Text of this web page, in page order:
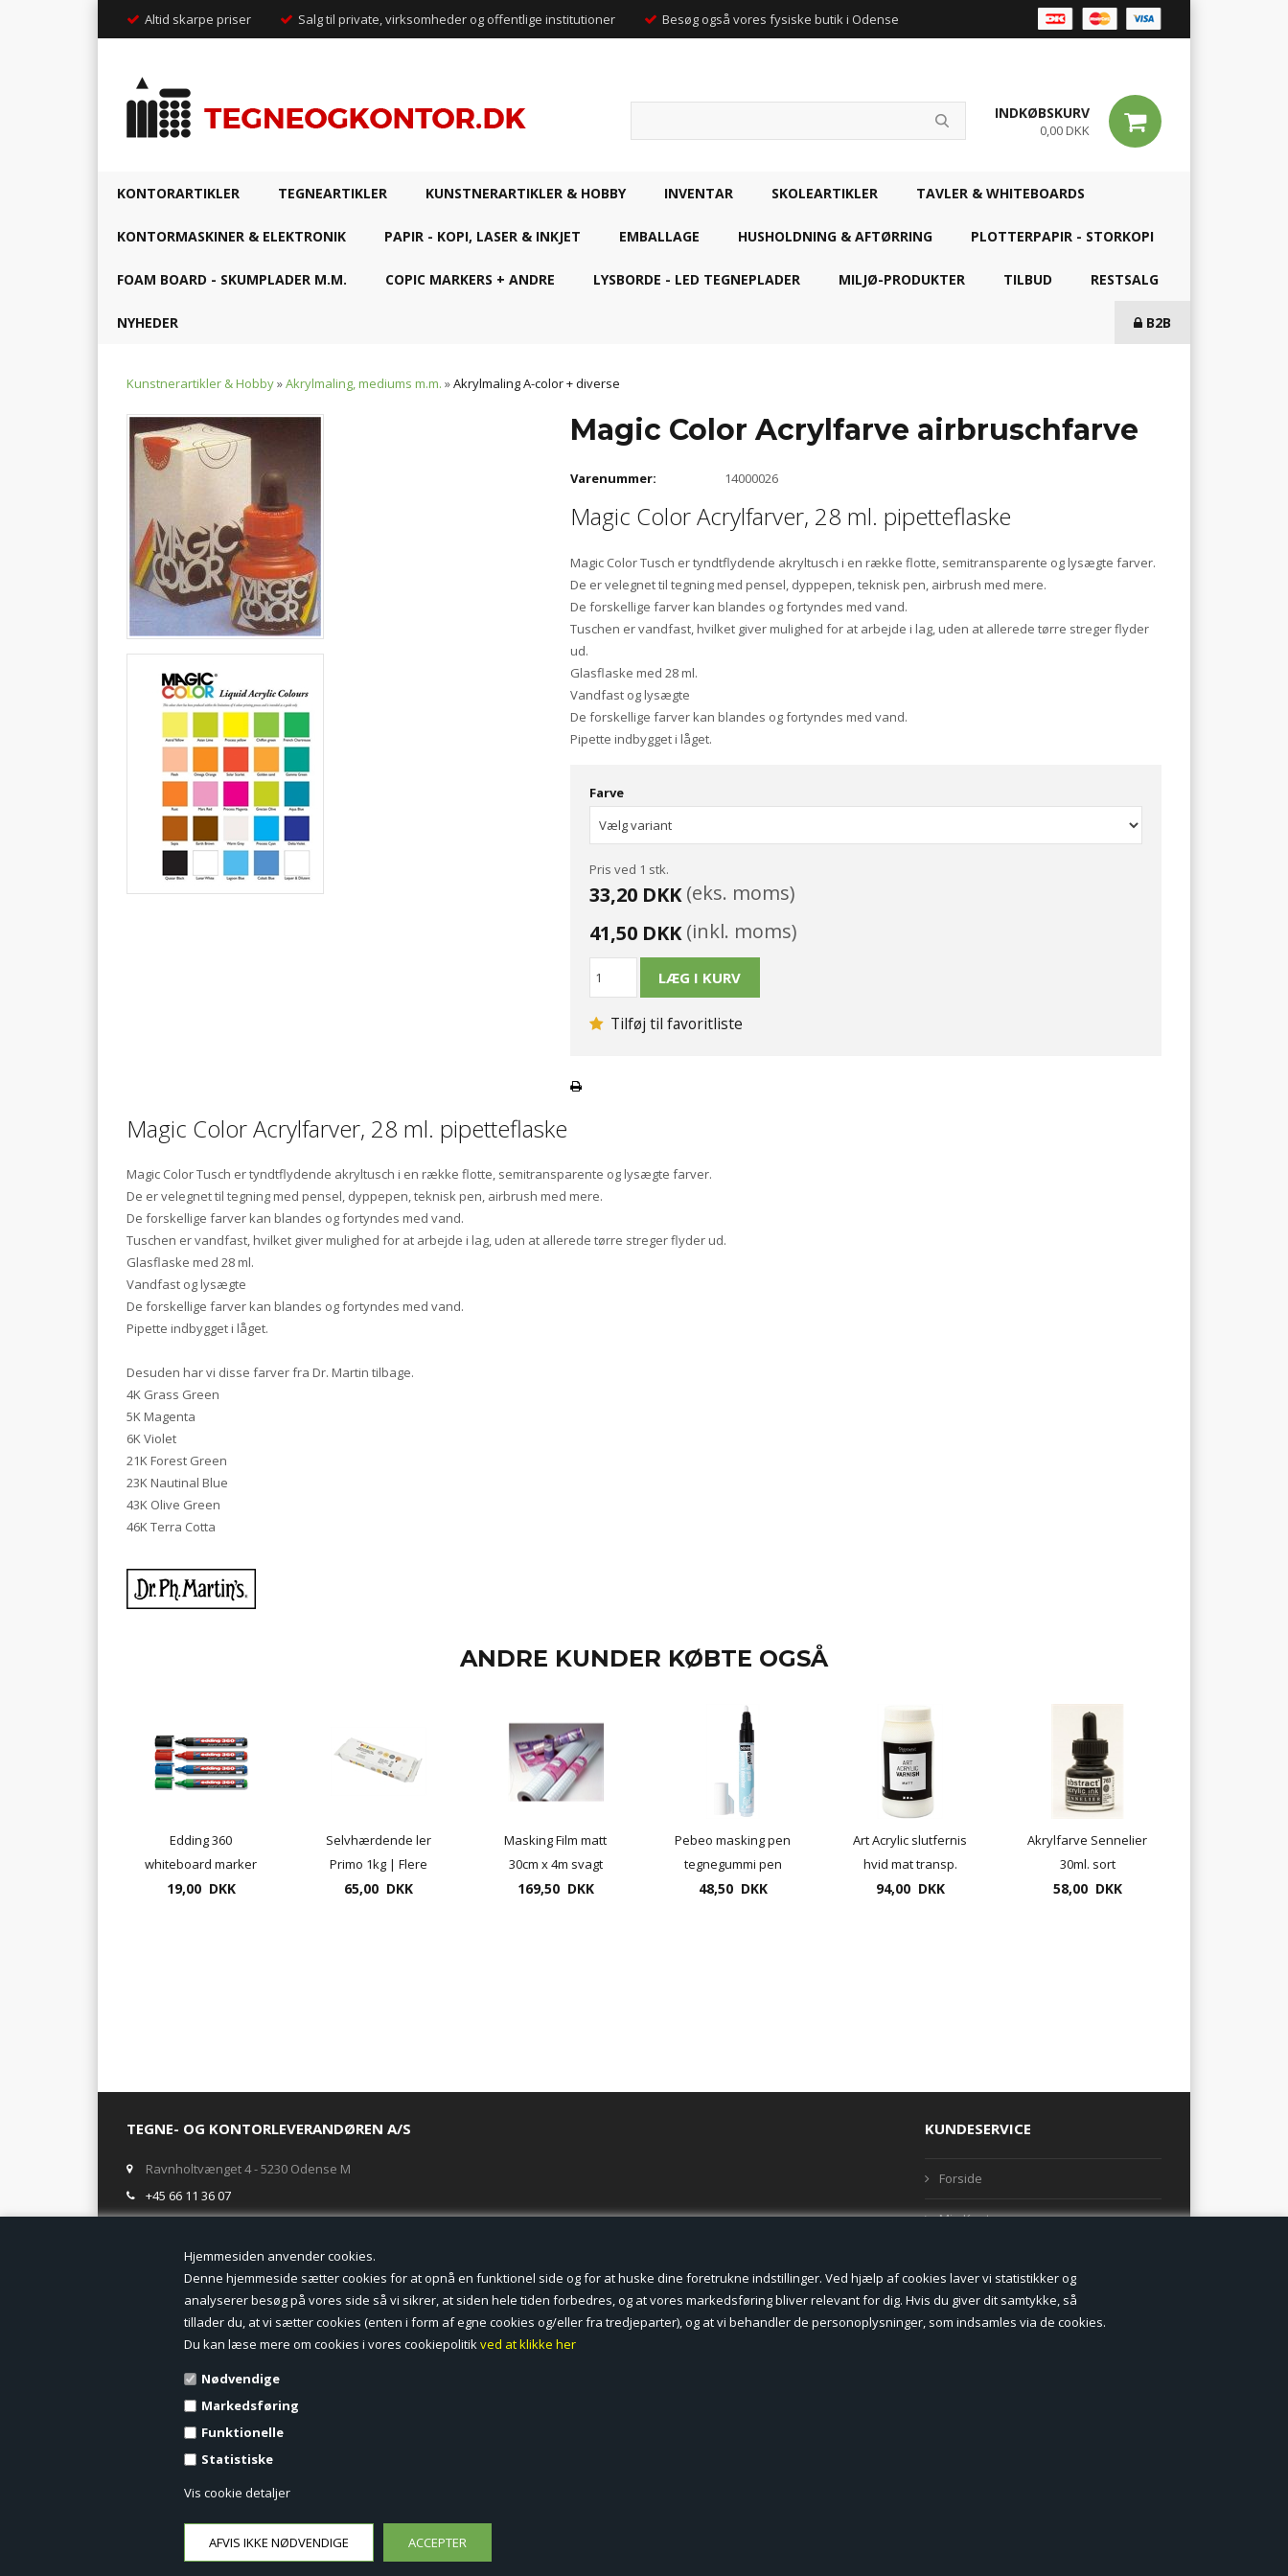
Hjemmesiden anvender cookies.
Denne hjemmeside sætter cookies for at opnå en funktionel side og for at huske dine foretrukne indstillinger. Ved hjælp af cookies laver vi statistikker og
analyserer besøg på vores side så vi sikrer, at siden hele tiden forbedres, og at vores markedsføring bliver relevant for dig. Hvis du giver dit samtykke, så
tillader du, at vi sætter cookies (enten i form af egne cookies og/eller fra tredjeparter), og at vi behandler de personoplysninger, som indsamles via de cookies.
Du kan læse mere om cookies i vores cookiepolitikved at klikke her
Nødvendige
Markedsføring
Funktionelle
Statistiske
Vis cookie detaljer
Altid skarpe priser Salg til private, virksomheder og offentlige institutioner Besøg også vores fysiske butik i Odense
INDKØBSKURV
0,00 DKK
KONTORARTIKLER TEGNEARTIKLER KUNSTNERARTIKLER & HOBBY INVENTAR SKOLEARTIKLER TAVLER & WHITEBOARDS
KONTORMASKINER & ELEKTRONIK PAPIR - KOPI, LASER & INKJET EMBALLAGE HUSHOLDNING & AFTØRRING PLOTTERPAPIR - STORKOPI
FOAM BOARD - SKUMPLADER M.M. COPIC MARKERS + ANDRE LYSBORDE - LED TEGNEPLADER MILJØ-PRODUKTER TILBUD RESTSALG
NYHEDER B2B
Kunstnerartikler & Hobby»Akrylmaling, mediums m.m. »Akrylmaling A-color + diverse
Magic Color Acrylfarve airbruschfarve
Varenummer: 14000026
Magic Color Acrylfarver, 28 ml. pipetteflaske
Magic Color Tusch er tyndtflydende akryltusch i en række flotte, semitransparente og lysægte farver.
De er velegnet til tegning med pensel, dyppepen, teknisk pen, airbrush med mere.
De forskellige farver kan blandes og fortyndes med vand.
Tuschen er vandfast, hvilket giver mulighed for at arbejde i lag, uden at allerede tørre streger flyder
ud.
Glasflaske med 28 ml.
Vandfast og lysægte
De forskellige farver kan blandes og fortyndes med vand.
Pipette indbygget i låget.
Farve
Pris ved 1 stk.
33,20 DKK(eks. moms)
41,50 DKK(inkl. moms)
Tilføj til favoritliste
Magic Color Acrylfarver, 28 ml. pipetteflaske
Magic Color Tusch er tyndtflydende akryltusch i en række flotte, semitransparente og lysægte farver.
De er velegnet til tegning med pensel, dyppepen, teknisk pen, airbrush med mere.
De forskellige farver kan blandes og fortyndes med vand.
Tuschen er vandfast, hvilket giver mulighed for at arbejde i lag, uden at allerede tørre streger flyder ud.
Glasflaske med 28 ml.
Vandfast og lysægte
De forskellige farver kan blandes og fortyndes med vand.
Pipette indbygget i låget.
Desuden har vi disse farver fra Dr. Martin tilbage.
4K Grass Green
5K Magenta
6K Violet
21K Forest Green
23K Nautinal Blue
43K Olive Green
46K Terra Cotta
ANDRE KUNDER KØBTE OGSÅ
Edding 360
whiteboard marker
1,5/3mm
19,00 DKK
Selvhærdende ler
Primo 1kg | Flere
farver
65,00 DKK
Masking Film matt
30cm x 4m svagt
klæbende
169,50 DKK
Pebeo masking pen
tegnegummi pen
48,50 DKK
Art Acrylic slutfernis
hvid mat transp.
500ml.udsolgt
94,00 DKK
Akrylfarve Sennelier
30ml. sort
58,00 DKK
TEGNE- OG KONTORLEVERANDØREN A/S
Ravnholtvænget 4 - 5230 Odense M
+45 66 11 36 07
salg@tegneogkontor.dk
ÅBNINGSTIDER I BUTIKKEN
Mandag-Fredag: 8.00 - 17.00
Ring gerne for lagerstatus inden besøg i butikken
KUNDESERVICE
Forside
Min Konto
Vilkår og betingelser